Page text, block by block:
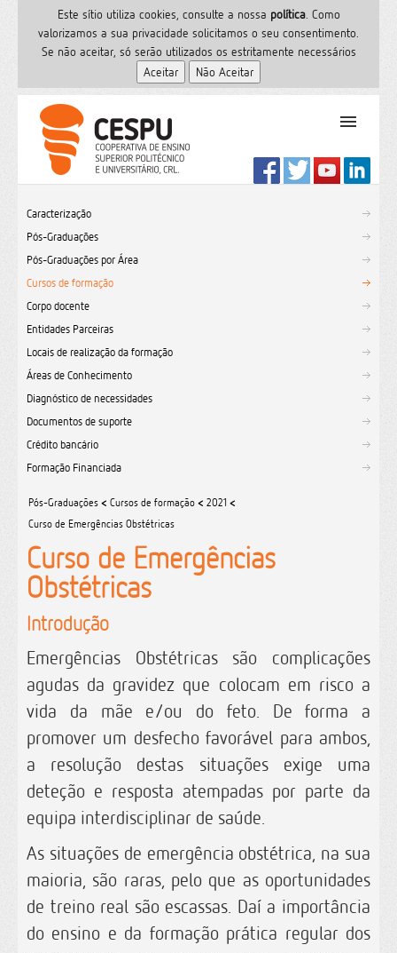
Este sítio utiliza cookies, consulte a nossa polí­tica. Como
valorizamos a sua privacidade solicitamos o seu consentimento.
Se não aceitar, só serão utilizados os estritamente necessários
PT
Formação
Serviços de Saúde
CESPU
Sites do grupo
Utilizador
Contactos
Caracterização
Pós-Graduações
Pós-Graduações por Área
Cursos de formação
Corpo docente
Entidades Parceiras
Locais de realização da formação
Áreas de Conhecimento
Diagnóstico de necessidades
Documentos de suporte
Crédito bancário
Formação Financiada
Pós-Graduações < Cursos de formação < 2021 <
Curso de Emergências Obstétricas
Curso de Emergências
Obstétricas
Introdução
Emergências Obstétricas são complicações
agudas da gravidez que colocam em risco a
vida da mãe e/ou do feto. De forma a
promover um desfecho favorável para ambos,
a resolução destas situações exige uma
deteção e resposta atempadas por parte da
equipa interdisciplinar de saúde.
As situações de emergência obstétrica, na sua
maioria, são raras, pelo que as oportunidades
de treino real são escassas. Daí a importância
do ensino e da formação prática regular dos